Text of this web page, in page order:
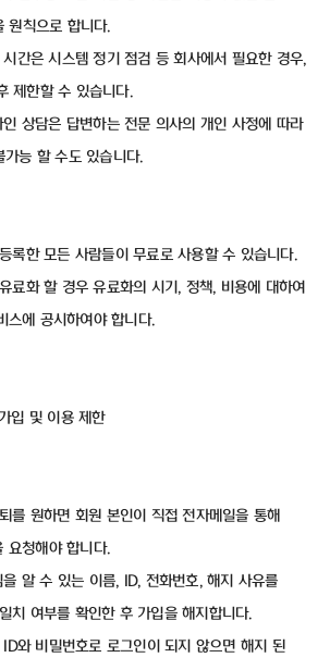
원칙으로 합니다.
간은 시스템 정기 점검 등 회사에서 필요한 경우,
제한할 수 있습니다.
상담은 답변하는 전문 의사의 개인 사정에 따라
능 할 수도 있습니다.
록한 모든 사람들이 무료로 사용할 수 있습니다.
료화 할 경우 유료화의 시기, 정책, 비용에 대하여
스에 공시하여야 합니다.
입 및 이용 제한
를 원하면 회원 본인이 직접 전자메일을 통해
요청해야 합니다.
알 수 있는 이름, ID, 전화번호, 해지 사유를
치 여부를 확인한 후 가입을 해지합니다.
와 비밀번호로 로그인이 되지 않으면 해지 된